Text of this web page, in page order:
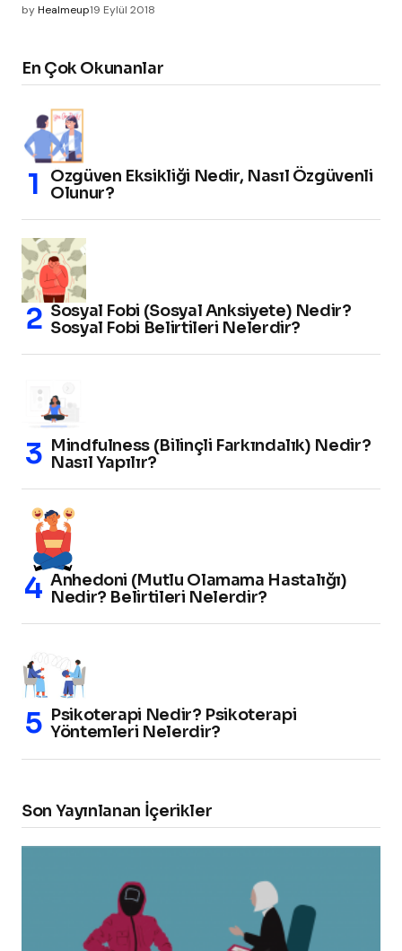
byHealmeup19 Eylül 2018
En Çok Okunanlar
Özgüven Eksikliği Nedir, Nasıl Özgüvenli
Olunur?
Sosyal Fobi (Sosyal Anksiyete) Nedir?
Sosyal Fobi Belirtileri Nelerdir?
Mindfulness (Bilinçli Farkındalık) Nedir?
Nasıl Yapılır?
Anhedoni (Mutlu Olamama Hastalığı)
Nedir? Belirtileri Nelerdir?
Psikoterapi Nedir? Psikoterapi
Yöntemleri Nelerdir?
Son Yayınlanan İçerikler